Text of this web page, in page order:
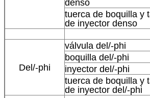
denso
tuerca de boquilla y
de inyector denso
Del/-phi
válvula del/-phi
boquilla del/-phi
inyector del/-phi
tuerca de boquilla y
de inyector del/-phi